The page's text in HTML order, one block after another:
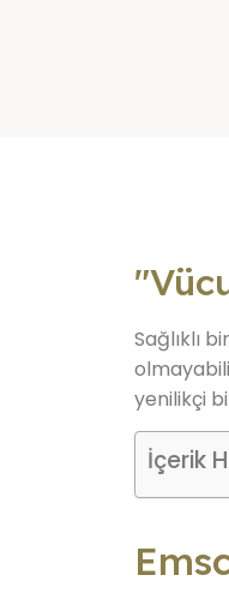
Sağlıklı
yenilikçi
İçerik